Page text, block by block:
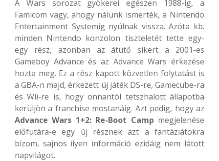
A Wars sorozat gyökerei egészen 1988-ig, a
Famicom vagy, ahogy nálunk ismerték, a Nintendo
Entertainment Systemig nyúlnak vissza. Azóta kb.
minden Nintendo konzolon tiszteletét tette egy-
egy rész, azonban az átütő sikert a 2001-es
Gameboy Advance és az Advance Wars érkezése
hozta meg. Ez a rész kapott közvetlen folytatást is
a GBA-n majd, érkezett új játék DS-re, Gamecube-ra
és Wii-re is, hogy onnantól tetszhalott állapotba
kerüljön a franchise mostanáig. Azt pedig, hogy az
Advance Wars 1+2: Re-Boot Camp megjelenése
előfutára-e egy új résznek azt a fantáziátokra
bízom, sajnos ilyen információ ezidáig nem látott
napvilágot.